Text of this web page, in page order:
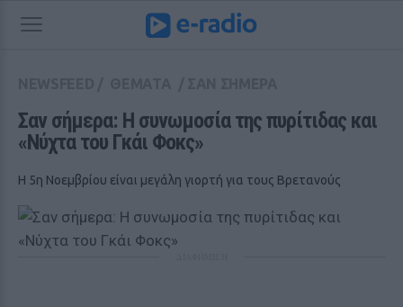
Σαν σήμερα: Η συνωμοσία της πυρίτιδας και
«Νύχτα του Γκάι Φοκς»
Η 5η Νοεμβρίου είναι μεγάλη γιορτή για τους Βρετανούς